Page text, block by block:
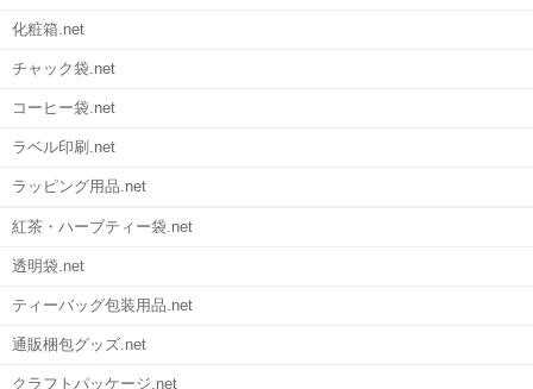
化粧箱.net
チャック袋.net
コーヒー袋.net
ラベル印刷.net
ラッピング用品.net
紅茶・ハーブティー袋.net
透明袋.net
ティーバッグ包装用品.net
通販梱包グッズ.net
クラフトパッケージ.net